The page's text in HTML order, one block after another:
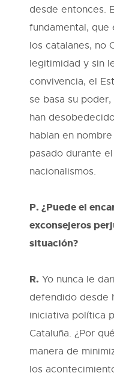
desde entonces.
fundamental, que
los catalanes, no
legitimidad y sin
convivencia, el
se basa su
han
hablan en
pasado durante
nacionalismos.
P. ¿Puede el
exconsejeros
situación?
R. Yo nunca le
defendido desde
iniciativa política
Cataluña. ¿Por
manera de
los